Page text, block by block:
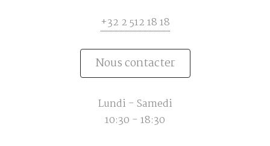
+32 2 512 18 18
Nous contacter
Lundi - Samedi
10:30 - 18:30